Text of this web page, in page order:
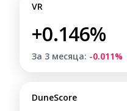
VR
+0.146%
За 3 месяца: -0.011%
DuneScore